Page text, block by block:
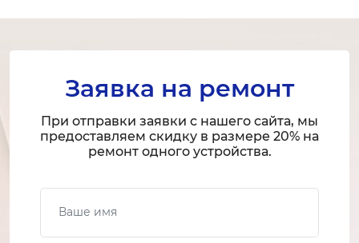
Заявка на ремонт
При отправки заявки с нашего сайта, мы
предоставляем скидку в размере 20% на
ремонт одного устройства.
Ваше имя